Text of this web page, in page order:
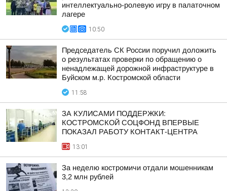
интеллектуально-ролевую игру в палаточном
лагере
10:50
Председатель СК России поручил доложить
о результатах проверки по обращению о
ненадлежащей дорожной инфраструктуре в
Буйском м.р. Костромской области
11:58
ЗА КУЛИСАМИ ПОДДЕРЖКИ:
КОСТРОМСКОЙ СОЦФОНД ВПЕРВЫЕ
ПОКАЗАЛ РАБОТУ КОНТАКТ-ЦЕНТРА
13:01
За неделю костромичи отдали мошенникам
3,2 млн рублей